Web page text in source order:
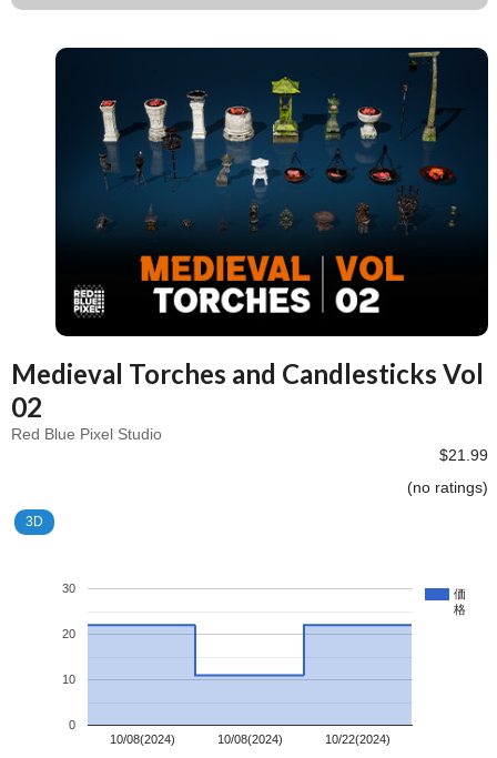
Medieval Torches and Candlesticks Vol
02
Red Blue Pixel Studio
$21.99
(no ratings)
3D
価
格
10/08(2024) 10/08(2024) 10/22(2024)
0
10
20
30